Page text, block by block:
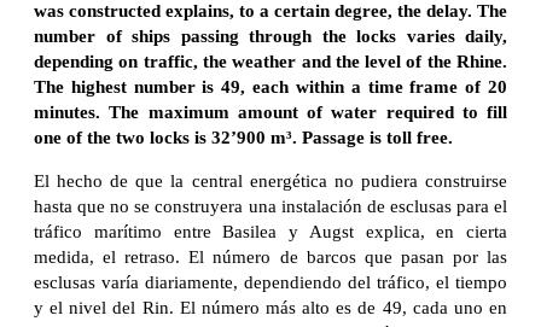
was constructed explains, to a certain degree, the delay. The
number of ships passing through the locks varies daily,
depending on traffic, the weather and the level of the Rhine.
The highest number is 49, each within a time frame of 20
minutes. The maximum amount of water required to fill
one of the two locks is 32’900 m³. Passage is toll free.
El hecho de que la central energética no pudiera construirse
hasta que no se construyera una instalación de esclusas para el
tráfico marítimo entre Basilea y Augst explica, en cierta
medida, el retraso. El número de barcos que pasan por las
esclusas varía diariamente, dependiendo del tráfico, el tiempo
y el nivel del Rin. El número más alto es de 49, cada uno en